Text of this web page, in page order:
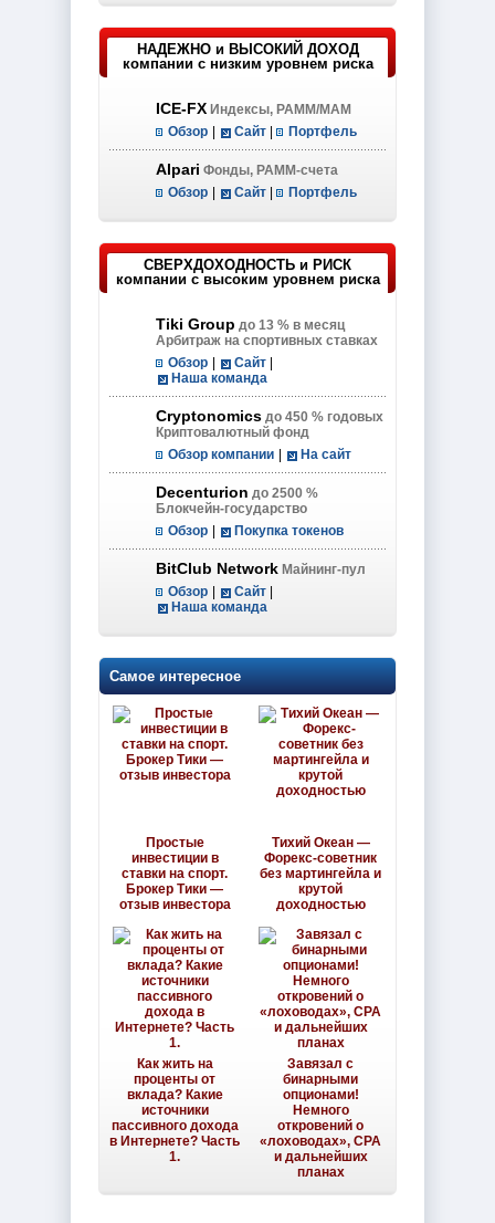
НАДЕЖНО и ВЫСОКИЙ ДОХОД
компании с низким уровнем риска
ICE-FX Индексы, PAMM/MAM
Обзор Сайт Портфель
Alpari Фонды, PAMM-счета
Обзор Сайт Портфель
СВЕРХДОХОДНОСТЬ и РИСК
компании с высоким уровнем риска
Tiki Group до 13 % в месяц
Арбитраж на спортивных ставках
Обзор Сайт
Наша команда
Cryptonomics до 450 % годовых
Криптовалютный фонд
Обзор компании На сайт
Decenturion до 2500 %
Блокчейн-государство
Обзор Покупка токенов
BitClub Network Майнинг-пул
Обзор Сайт
Наша команда
Самое интересное
Простые
инвестиции в
ставки на спорт.
Брокер Тики —
отзыв инвестора
Тихий Океан —
Форекс-советник
без мартингейла и
крутой
доходностью
Как жить на
проценты от
вклада? Какие
источники
пассивного дохода
в Интернете? Часть
1.
Завязал с
бинарными
опционами!
Немного
откровений о
«лоховодах», CPA
и дальнейших
планах